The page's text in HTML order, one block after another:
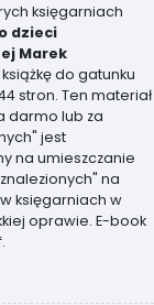
księgarniach
dzieci
Marek
do gatunku
stron. Ten materiał
darmo lub za
jest
na umieszczanie
na
księgarniach w
oprawie. E-book